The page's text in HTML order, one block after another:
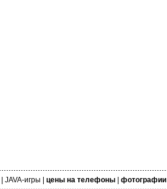
JAVA-игры цены на телефоны|